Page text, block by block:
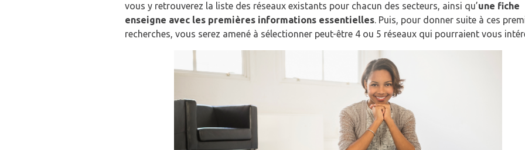
vous y retrouverez la liste des réseaux existants pour chacun des secteurs, ainsi qu’une fiche
enseigne avec les premières informations essentielles. Puis, pour donner suite à ces
recherches, vous serez amené à sélectionner peut-être 4 ou 5 réseaux qui pourraient vous